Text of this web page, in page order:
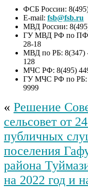
ФСБ России:
E-mail: fsb@fsb.ru
МВД России:
ГУ МВД РФ по
28-18
МВД по РБ: 8(347)
128
МЧС РФ: 8(495)
ГУ МЧС РФ по РБ:
9999
« Решение
сельсовет от
публичных
поселения
района
на 2022 год и